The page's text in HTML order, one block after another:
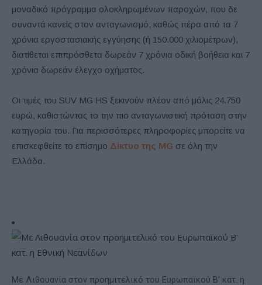
μοναδικό πρόγραμμα ολοκληρωμένων παροχών, που δε
συναντά κανείς στον ανταγωνισμό, καθώς πέρα από τα 7
χρόνια εργοστασιακής εγγύησης (ή 150.000 χιλιομέτρων),
διατίθεται επιπρόσθετα δωρεάν 7 χρόνια οδική βοήθεια και 7
χρόνια δωρεάν έλεγχο οχήματος.
Οι τιμές του SUV MG HS ξεκινούν πλέον από μόλις 24.750
ευρώ, καθιστώντας το την πιο ανταγωνιστική πρόταση στην
κατηγορία του. Για περισσότερες πληροφορίες μπορείτε να
επισκεφθείτε το επίσημο Δίκτυο της MG σε όλη την
Ελλάδα.
Με Λιθουανία στον προημιτελικό του Ευρωπαϊκού Β' κατ. η